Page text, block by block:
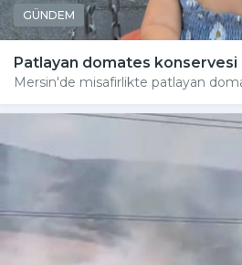
GÜNDEM
Patlayan domates konservesi
Mersin'de misafirlikte patlayan